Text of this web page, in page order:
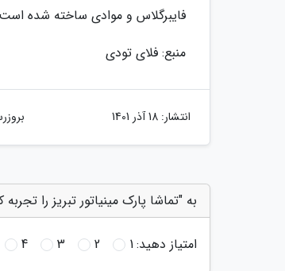
فایبرگلاس و موادی ساخته شده است
منبع: فلای تودی
انتشار: 18 آذر 1401
به "تماشا پارک مینیاتور تبریز را تجربه
امتیاز دهید:1
2
3
4